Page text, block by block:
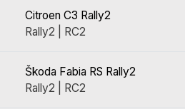
Citroen C3 Rally2
Rally2 | RC2
Škoda Fabia RS Rally2
Rally2 | RC2